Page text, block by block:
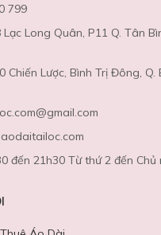
799
Lạc Long Quân, P11 Q. Tân
Chiến Lược, Bình Trị Đông, Q.
đến 21h30 Từ thứ 2 đến Chủ